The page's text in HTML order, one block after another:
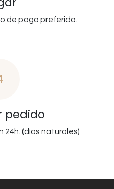
de pago preferido.
pedido
24h. (días naturales)